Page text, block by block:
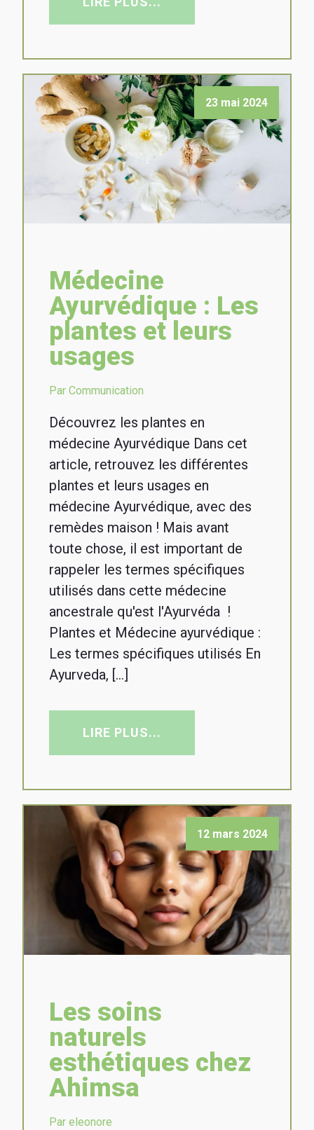
23 mai 2024
Médecine
Ayurvédique : Les
plantes et leurs
usages
Par Communication
Découvrez les plantes en
médecine Ayurvédique Dans cet
article, retrouvez les différentes
plantes et leurs usages en
médecine Ayurvédique, avec des
remèdes maison ! Mais avant
toute chose, il est important de
rappeler les termes spécifiques
utilisés dans cette médecine
ancestrale qu'est l'Ayurvéda !
Plantes et Médecine ayurvédique :
Les termes spécifiques utilisés En
Ayurveda, […]
LIRE PLUS...
12 mars 2024
Les soins
naturels
esthétiques chez
Ahimsa
Par eleonore